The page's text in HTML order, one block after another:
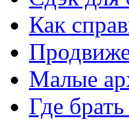
Как
Малые
Где